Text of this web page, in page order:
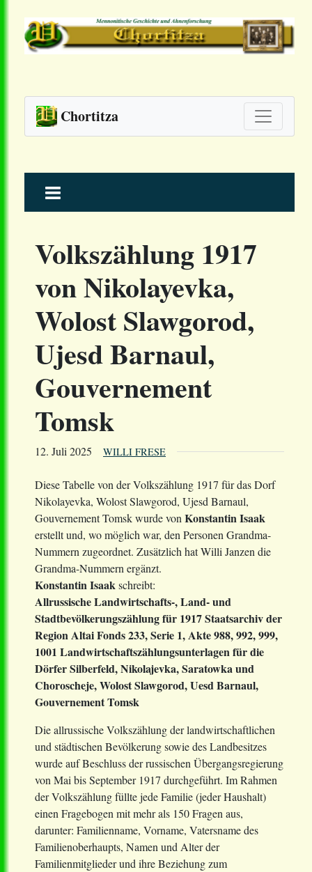
Chortitza
to
Volkszählung 1917
von Nikolayevka,
Wolost Slawgorod,
Ujesd Barnaul,
Gouvernement
Tomsk
12. Juli 2025 WILLI FRESE
Diese Tabelle von der Volkszählung 1917 für das Dorf
Nikolayevka, Wolost Slawgorod, Ujesd Barnaul,
Gouvernement Tomsk wurde von Konstantin Isaak
erstellt und, wo möglich war, den Personen Grandma-
Nummern zugeordnet. Zusätzlich hat Willi Janzen die
Grandma-Nummern ergänzt.
Konstantin Isaakschreibt:
Allrussische Landwirtschafts-, Land- und
Stadtbevölkerungszählung für 1917 Staatsarchiv der
Region Altai Fonds 233, Serie 1, Akte 988, 992, 999,
1001 Landwirtschaftszählungsunterlagen für die
Dörfer Silberfeld, Nikolajevka, Saratowka und
Choroscheje, Wolost Slawgorod, Uesd Barnaul,
Gouvernement Tomsk
Die allrussische Volkszählung der landwirtschaftlichen
und städtischen Bevölkerung sowie des Landbesitzes
wurde auf Beschluss der russischen Übergangsregierung
von Mai bis September 1917 durchgeführt. Im Rahmen
der Volkszählung füllte jede Familie (jeder Haushalt)
einen Fragebogen mit mehr als 150 Fragen aus,
darunter: Familienname, Vorname, Vatersname des
Familienoberhaupts, Namen und Alter der
Familienmitglieder und ihre Beziehung zum